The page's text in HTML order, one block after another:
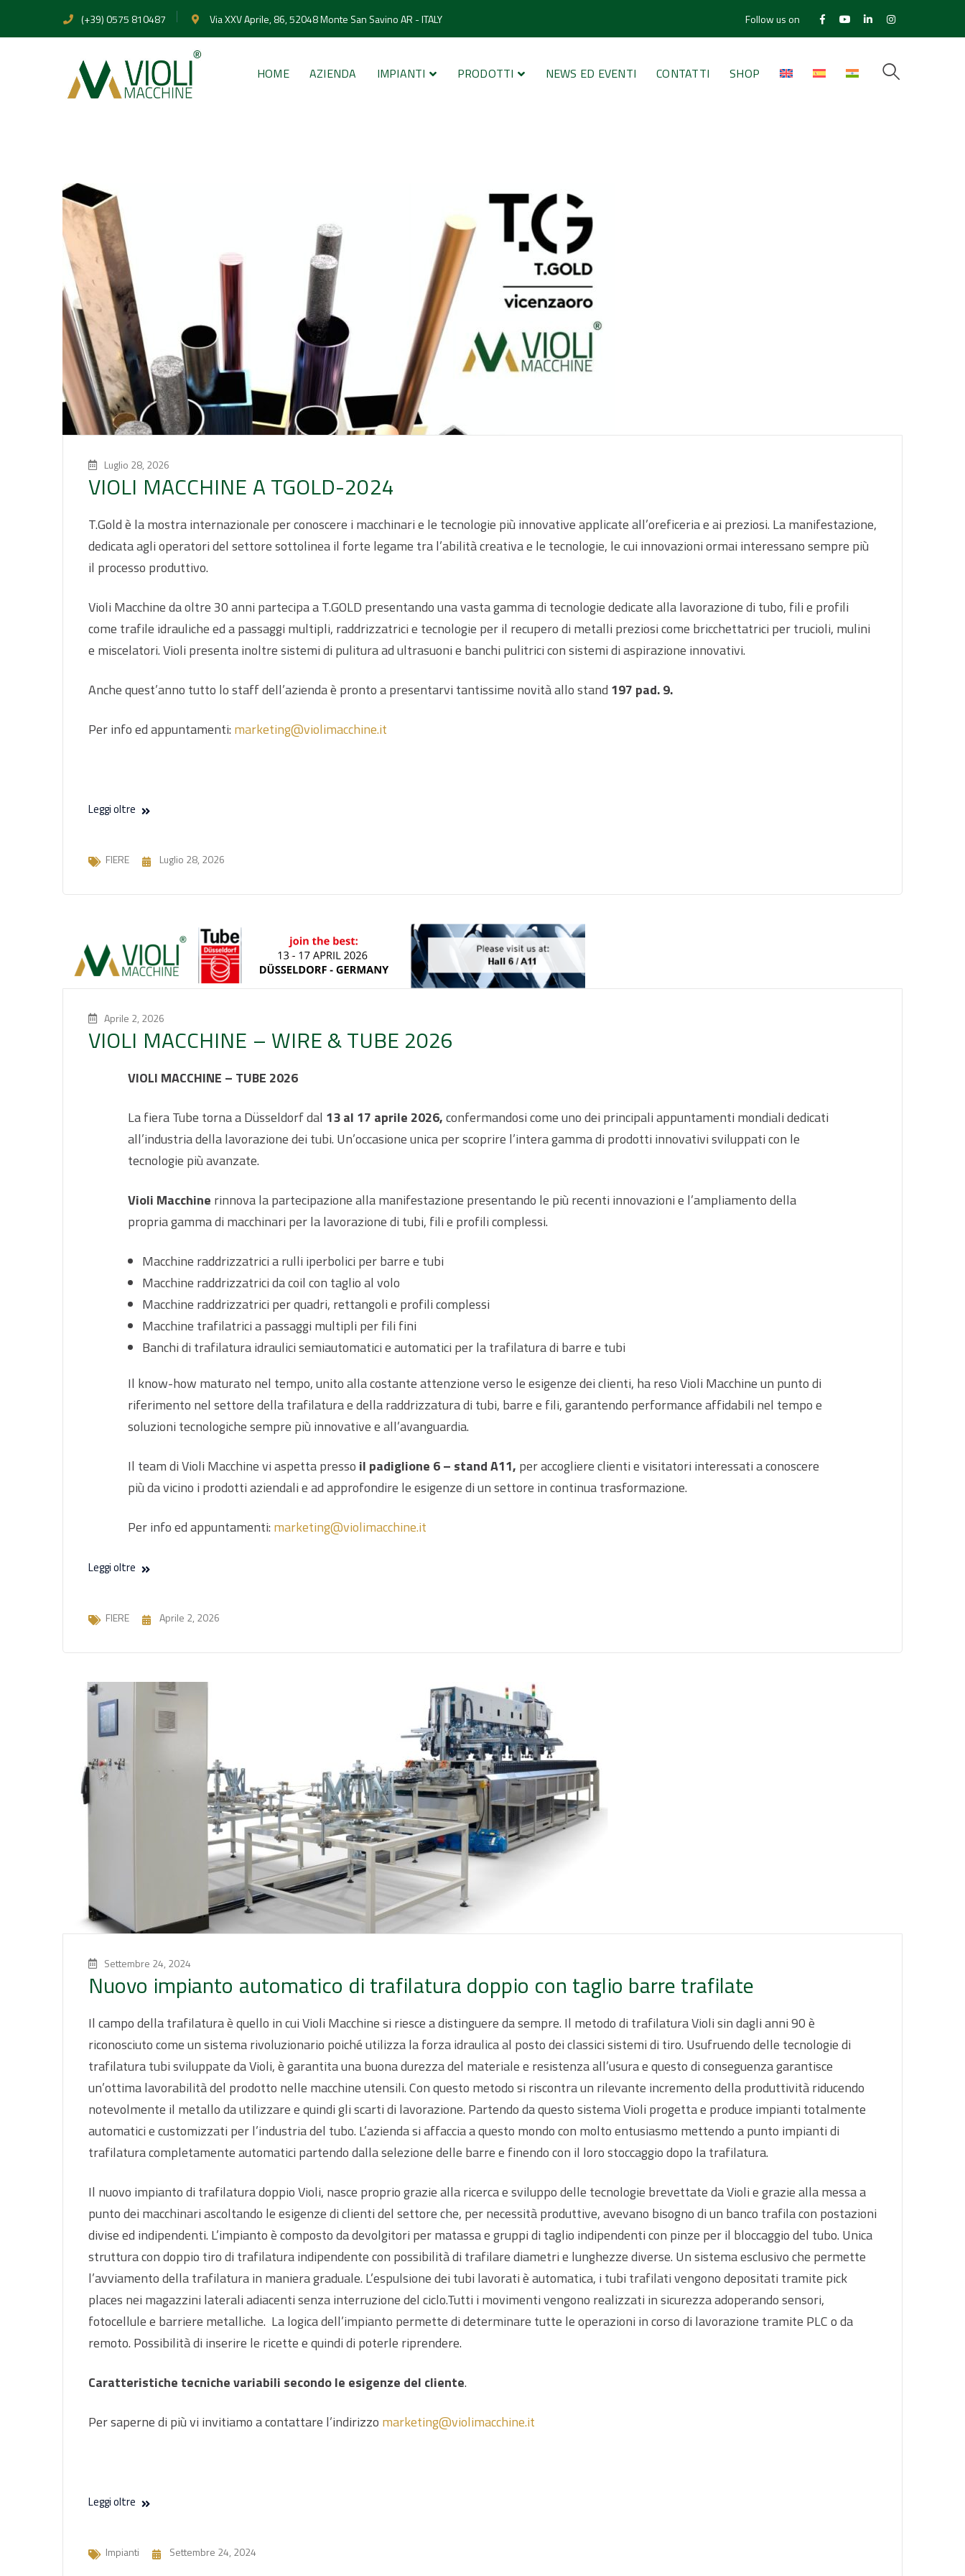
(+39) 0575 810487 Via XXV Aprile, 86, 52048 Monte San Savino AR - ITALY Follow us on
Facebook
Profile
Youtube
Profile
LinkedIn
Profile
Instagram
Profile
HOME AZIENDA IMPIANTI PRODOTTI NEWS ED EVENTI CONTATTI SHOP
Luglio 28, 2026
VIOLI MACCHINE A TGOLD-2024
T.Gold è la mostra internazionale per conoscere i macchinari e le tecnologie più innovative applicate all’oreficeria e ai preziosi. La manifestazione,
dedicata agli operatori del settore sottolinea il forte legame tra l’abilità creativa e le tecnologie, le cui innovazioni ormai interessano sempre più
il processo produttivo.
Violi Macchine da oltre 30 anni partecipa a T.GOLD presentando una vasta gamma di tecnologie dedicate alla lavorazione di tubo, fili e profili
come trafile idrauliche ed a passaggi multipli, raddrizzatrici e tecnologie per il recupero di metalli preziosi come bricchettatrici per trucioli, mulini
e miscelatori. Violi presenta inoltre sistemi di pulitura ad ultrasuoni e banchi pulitrici con sistemi di aspirazione innovativi.
Anche quest’anno tutto lo staff dell’azienda è pronto a presentarvi tantissime novità allo stand 197 pad. 9.
Per info ed appuntamenti: marketing@violimacchine.it
Leggi oltre
FIERE Luglio 28, 2026
Aprile 2, 2026
VIOLI MACCHINE – WIRE & TUBE 2026
VIOLI MACCHINE – TUBE 2026
La fiera Tube torna a Düsseldorf dal 13 al 17 aprile 2026,confermandosi come uno dei principali appuntamenti mondiali dedicati
all’industria della lavorazione dei tubi. Un’occasione unica per scoprire l’intera gamma di prodotti innovativi sviluppati con le
tecnologie più avanzate.
Violi Macchine rinnova la partecipazione alla manifestazione presentando le più recenti innovazioni e l’ampliamento della
propria gamma di macchinari per la lavorazione di tubi, fili e profili complessi.
Macchine raddrizzatrici a rulli iperbolici per barre e tubi
Macchine raddrizzatrici da coil con taglio al volo
Macchine raddrizzatrici per quadri, rettangoli e profili complessi
Macchine trafilatrici a passaggi multipli per fili fini
Banchi di trafilatura idraulici semiautomatici e automatici per la trafilatura di barre e tubi
Il know-how maturato nel tempo, unito alla costante attenzione verso le esigenze dei clienti, ha reso Violi Macchine un punto di
riferimento nel settore della trafilatura e della raddrizzatura di tubi, barre e fili, garantendo performance affidabili nel tempo e
soluzioni tecnologiche sempre più innovative e all’avanguardia.
Il team di Violi Macchine vi aspetta presso il padiglione 6 – stand A11, per accogliere clienti e visitatori interessati a conoscere
più da vicino i prodotti aziendali e ad approfondire le esigenze di un settore in continua trasformazione.
Per info ed appuntamenti: marketing@violimacchine.it
Leggi oltre
FIERE Aprile 2, 2026
Settembre 24, 2024
Nuovo impianto automatico di trafilatura doppio con taglio barre trafilate
Il campo della trafilatura è quello in cui Violi Macchine si riesce a distinguere da sempre. Il metodo di trafilatura Violi sin dagli anni 90 è
riconosciuto come un sistema rivoluzionario poiché utilizza la forza idraulica al posto dei classici sistemi di tiro. Usufruendo delle tecnologie di
trafilatura tubi sviluppate da Violi, è garantita una buona durezza del materiale e resistenza all’usura e questo di conseguenza garantisce
un’ottima lavorabilità del prodotto nelle macchine utensili. Con questo metodo si riscontra un rilevante incremento della produttività riducendo
notevolmente il metallo da utilizzare e quindi gli scarti di lavorazione. Partendo da questo sistema Violi progetta e produce impianti totalmente
automatici e customizzati per l’industria del tubo. L’azienda si affaccia a questo mondo con molto entusiasmo mettendo a punto impianti di
trafilatura completamente automatici partendo dalla selezione delle barre e finendo con il loro stoccaggio dopo la trafilatura.
Il nuovo impianto di trafilatura doppio Violi, nasce proprio grazie alla ricerca e sviluppo delle tecnologie brevettate da Violi e grazie alla messa a
punto dei macchinari ascoltando le esigenze di clienti del settore che, per necessità produttive, avevano bisogno di un banco trafila con postazioni
divise ed indipendenti. L’impianto è composto da devolgitori per matassa e gruppi di taglio indipendenti con pinze per il bloccaggio del tubo. Unica
struttura con doppio tiro di trafilatura indipendente con possibilità di trafilare diametri e lunghezze diverse. Un sistema esclusivo che permette
l’avviamento della trafilatura in maniera graduale. L’espulsione dei tubi lavorati è automatica, i tubi trafilati vengono depositati tramite pick
places nei magazzini laterali adiacenti senza interruzione del ciclo.Tutti i movimenti vengono realizzati in sicurezza adoperando sensori,
fotocellule e barriere metalliche. La logica dell’impianto permette di determinare tutte le operazioni in corso di lavorazione tramite PLC o da
remoto. Possibilità di inserire le ricette e quindi di poterle riprendere.
Caratteristiche tecniche variabili secondo le esigenze del cliente.
Per saperne di più vi invitiamo a contattare l’indirizzo marketing@violimacchine.it
Leggi oltre
Impianti Settembre 24, 2024